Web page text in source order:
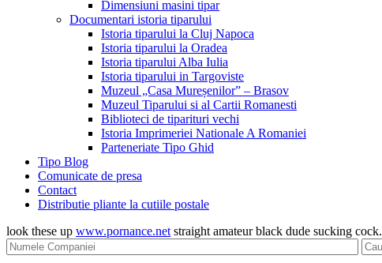
Dimensiuni masini tipar
Documentari istoria tiparului
Istoria tiparului la Cluj Napoca
Istoria tiparului la Oradea
Istoria tiparului Alba Iulia
Istoria tiparului in Targoviste
Muzeul „Casa Mureșenilor” – Brasov
Muzeul Tiparului si al Cartii Romanesti
Biblioteci de tiparituri vechi
Istoria Imprimeriei Nationale A Romaniei
Parteneriate Tipo Ghid
Tipo Blog
Comunicate de presa
Contact
Distributie pliante la cutiile postale
look these up www.pornance.net straight amateur black dude sucking cock.